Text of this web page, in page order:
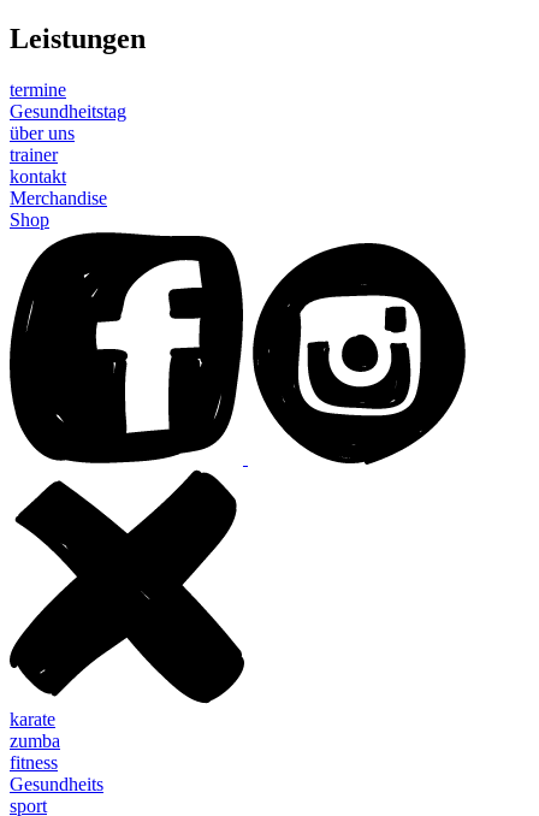
Leistungen
termine
Gesundheitstag
über uns
trainer
kontakt
Merchandise
Shop
karate
zumba
fitness
Gesundheits
sport